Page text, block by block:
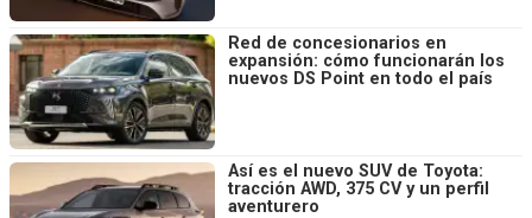
Red de concesionarios en
expansión: cómo funcionarán los
nuevos DS Point en todo el país
Así es el nuevo SUV de Toyota:
tracción AWD, 375 CV y un perfil
aventurero